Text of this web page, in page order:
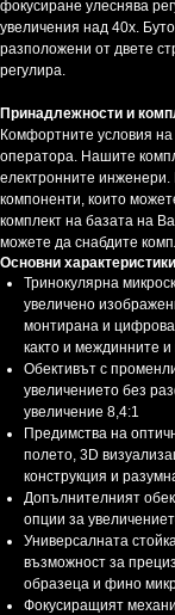
фокусиране улеснява
увеличения над 40x.
разположени от двете
регулира.
Принадлежности и
Комфортните условия
оператора. Нашите
електронните инженери.
компоненти, които
комплект на базата на
можете да снабдите
Основни характеристики
Тринокулярна
увеличено
монтирана и
както и междинните и
Обективът с
увеличението без
увеличение 8,4:1
Предимства на
полето, 3D
конструкция и
Допълнителният
опции за
Универсалната
възможност за
образеца и фино
Фокусиращият